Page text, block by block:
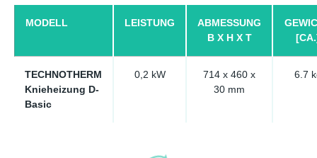
MODELL LEISTUNG
ABMESSUNG
B X H X T
TECHNOTHERM
Knieheizung D-
Basic
0,2 kW
714 x 460 x
30 mm
6.7